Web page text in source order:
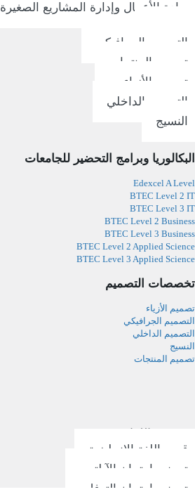
ريادة الأعمال وإدارة المشاريع الصغيرة
التصميم الجرافيكي
تصميم المنتجات
تصميم الأزياء
التصميم الداخلي
النسيج
البكالوريا وبرامج التحضير للجامعات
Edexcel A Level
BTEC Level 2 IT
BTEC Level 3 IT
BTEC Level 2 Business
BTEC Level 3 Business
BTEC Level 2 Applied Science
BTEC Level 3 Applied Science
تخصصات التصميم
تصميم الأزياء
التصميم الجرافيكي
التصميم الداخلي
النسيج
تصميم المنتجات
قسم اللغة الإنجليزية
تحضير إمتحان الآيلتس
تحضير إمتحان التوفل